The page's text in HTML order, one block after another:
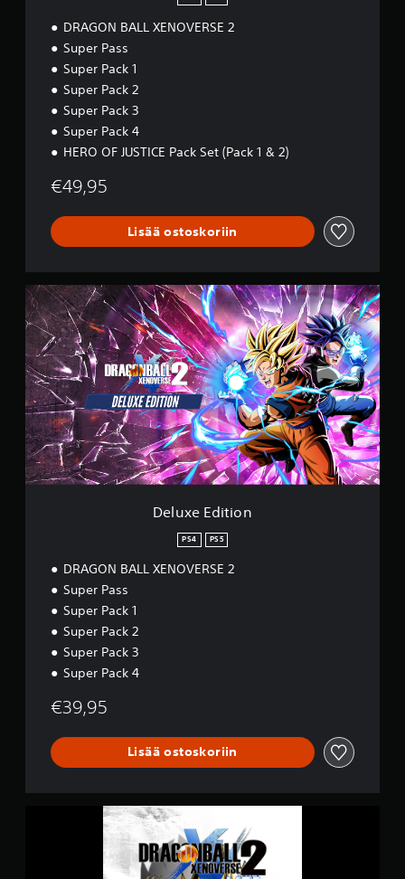
DRAGON BALL XENOVERSE 2
Super Pass
Super Pack 1
Super Pack 2
Super Pack 3
Super Pack 4
HERO OF JUSTICE Pack Set (Pack 1 & 2)
€49,95
Lisää ostoskoriin
D
e
l
u
x
e
E
d
i
t
i
o
n
Deluxe Edition
PS4 PS5
DRAGON BALL XENOVERSE 2
Super Pass
Super Pack 1
Super Pack 2
Super Pack 3
Super Pack 4
€39,95
Lisää ostoskoriin